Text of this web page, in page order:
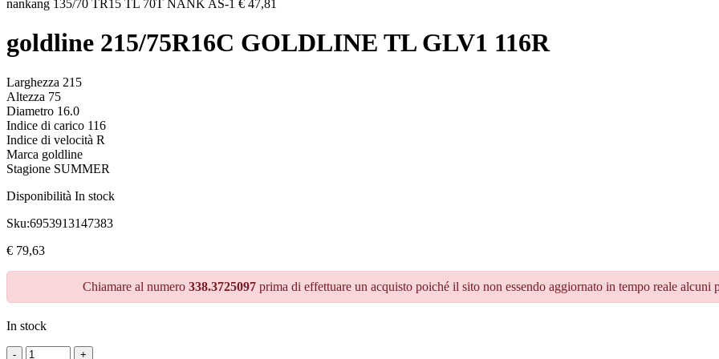
nankang 135/70 TR15 TL 70T NANK AS-1 € 47,81
goldline 215/75R16C GOLDLINE TL GLV1 116R
Larghezza 215
Altezza 75
Diametro 16.0
Indice di carico 116
Indice di velocità R
Marca goldline
Stagione SUMMER
Disponibilità In stock
Sku:6953913147383
€ 79,63
Chiamare al numero 338.3725097prima di effettuare un acquisto poiché il sito non essendo aggiornato in tempo reale alcuni
In stock